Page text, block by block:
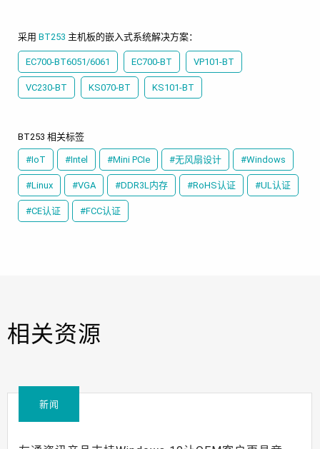
采用 BT253 主机板的嵌入式系统解决方案：
EC700-BT6051/6061 EC700-BT VP101-BT
VC230-BT KS070-BT KS101-BT
BT253 相关标签
#IoT #Intel #Mini PCIe #无风扇设计 #Windows
#Linux #VGA #DDR3L内存 #RoHS认证 #UL认证
#CE认证 #FCC认证
相关资源
新闻